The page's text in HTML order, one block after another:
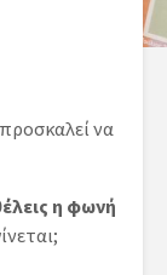
να
η φωνή